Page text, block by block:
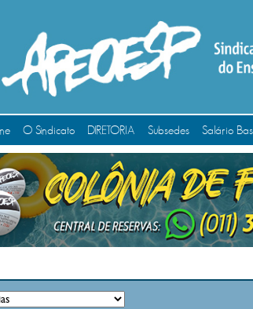
O Sindicato DIRETORIA Subsedes Salário